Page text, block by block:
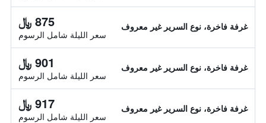
غرفة فاخرة، نوع السرير غير معروف 875 ﷼
سعر الليلة شامل الرسوم
غرفة فاخرة، نوع السرير غير معروف 901 ﷼
سعر الليلة شامل الرسوم
غرفة فاخرة، نوع السرير غير معروف 917 ﷼
سعر الليلة شامل الرسوم